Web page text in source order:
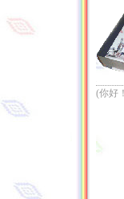
(你好